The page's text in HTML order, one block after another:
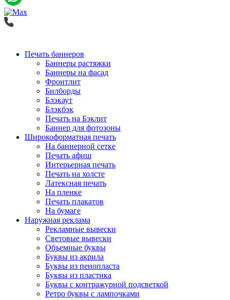
Печать баннеров
Баннеры растяжки
Баннеры на фасад
Фронтлит
Билборды
Блэкаут
Блэкбэк
Печать на Бэклит
Баннер для фотозоны
Широкоформатная печать
На баннерной сетке
Печать афиш
Интерьерная печать
Печать на холсте
Латексная печать
На пленке
Печать плакатов
На бумаге
Наружная реклама
Рекламные вывески
Световые вывески
Объемные буквы
Буквы из акрила
Буквы из пенопласта
Буквы из пластика
Буквы с контражурной подсветкой
Ретро буквы с лампочками